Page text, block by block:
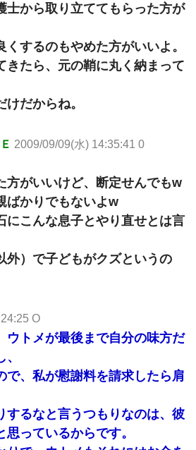
士から取り立ててもらった方が
するのもやめた方がいいよ。
きたら、元の鞘に丸く納まって
だからね。
2009/09/09(水) 14:35:41 0
方がいいけど、断定せんでもw
ばかりでもないよw
にこんな息子とやり直せとは言
）で子どもがクズというの
O
ウトメが最後まで自分の味方だ
で、私が慰謝料を請求したら肩
するなと言うつもりなのは、彼
っているからです。